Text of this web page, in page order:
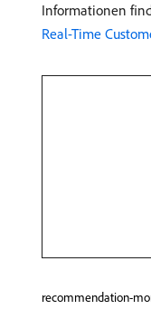
Informationen
Real-Time
recommendation-